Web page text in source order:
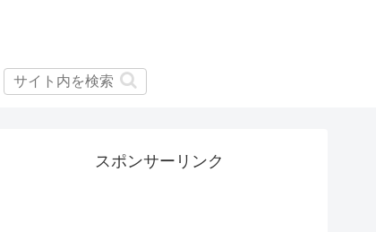
スポンサーリンク